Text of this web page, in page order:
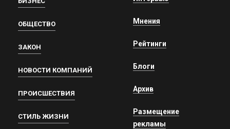
ОБЩЕСТВО
ЗАКОН
НОВОСТИ КОМПАНИЙ
ПРОИСШЕСТВИЯ
СТИЛЬ ЖИЗНИ
Мнения
Рейтинги
Блоги
Архив
Размещение
рекламы